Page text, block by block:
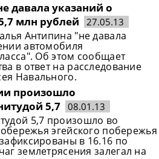
давала указаний о
млн рублей
27.05.13
Антипина "не давала
автомобиля
Об этом сообщает
в ответ на расследование
Навального.
произошло
5,7 08.01.13
5,7 произошло во
эгейского побережья
в 16.16 по
землетрясения залегал на